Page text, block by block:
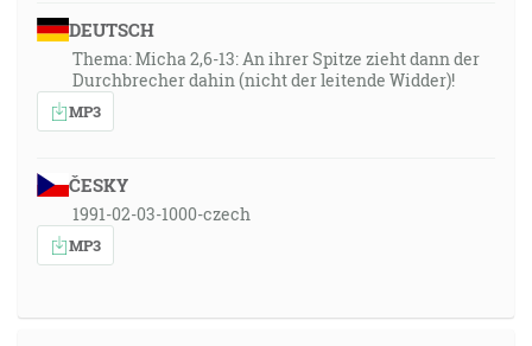
DEUTSCH
Thema: Micha 2,6-13: An ihrer Spitze zieht dann der
Durchbrecher dahin (nicht der leitende Widder)!
MP3
ČESKY
1991-02-03-1000-czech
MP3